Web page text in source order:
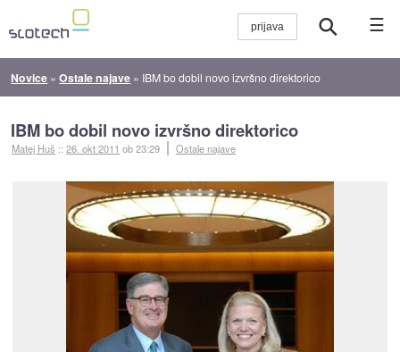
☰
Novice »Ostale najave » IBM bo dobil novo izvršno direktorico
IBM bo dobil novo izvršno direktorico
Matej Huš ::26. okt 2011 ob 23:29 Ostale najave